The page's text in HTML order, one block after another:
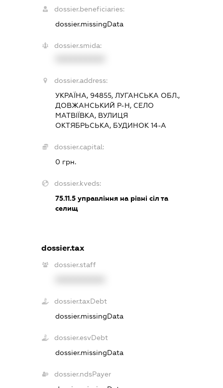
dossier.beneficiaries:
dossier.missingData
dossier.smida:
dossier.address:
УКРАЇНА, 94855, ЛУГАНСЬКА ОБЛ.,
ДОВЖАНСЬКИЙ Р-Н, СЕЛО
МАТВІЇВКА, ВУЛИЦЯ
ОКТЯБРЬСЬКА, БУДИНОК 14-А
dossier.capital:
0 грн.
dossier.kveds:
75.11.5управління на рівні сіл та
селищ
dossier.tax
dossier.staff
dossier.taxDebt
dossier.missingData
dossier.esvDebt
dossier.missingData
dossier.ndsPayer